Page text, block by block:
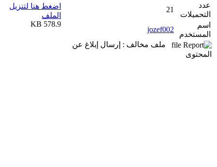
عدد
التحميلات
21
اسم
المستخدم
jozef002
ملف مخالف : إرسال إبلاغ عن
المحتوى
اضغط هنا لتنزيل
الملف
578.9 KB